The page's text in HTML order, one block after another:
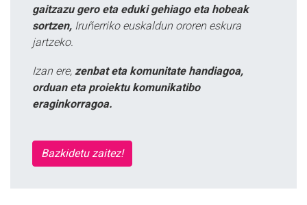
gaitzazu gero eta eduki gehiago eta hobeak
sortzen, Iruñerriko euskaldun ororen eskura
jartzeko.
Izan ere, zenbat eta komunitate handiagoa,
orduan eta proiektu komunikatibo
eraginkorragoa.
Bazkidetu zaitez!